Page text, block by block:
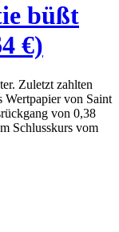
büßt
€)
Zuletzt zahlten
Wertpapier von Saint
von 0,38
Schlusskurs vom